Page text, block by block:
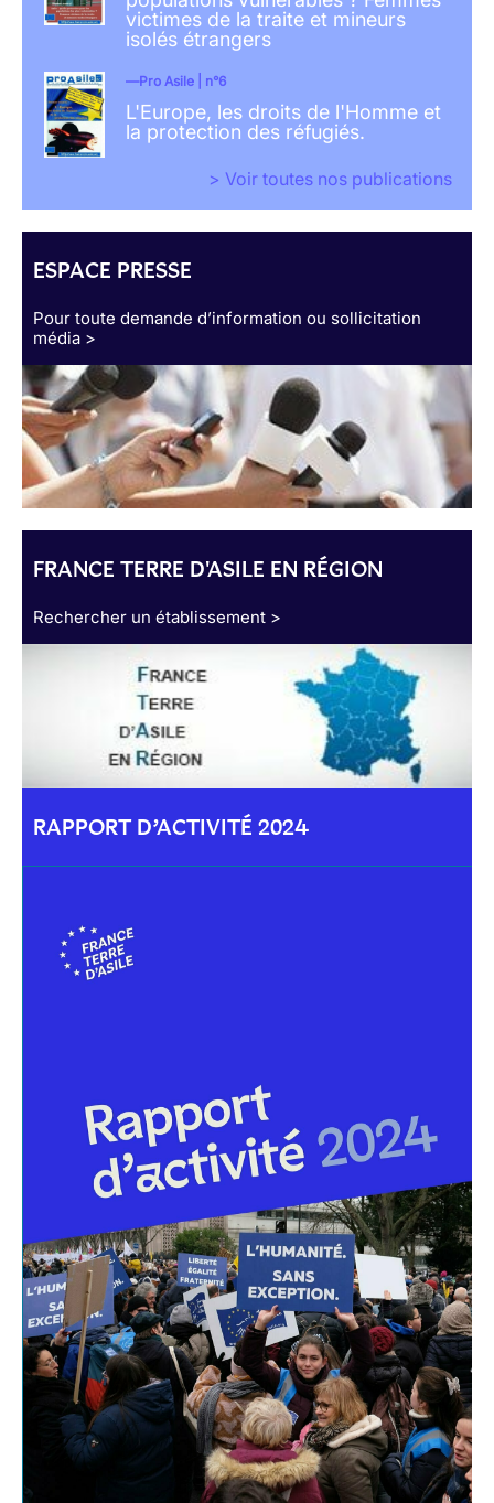
victimes de la traite et mineurs
isolés étrangers
Pro Asile | n°6
L'Europe, les droits de l'Homme et
la protection des réfugiés.
> Voir toutes nos publications
ESPACE PRESSE
Pour toute demande d’information ou sollicitation
média >
FRANCE TERRE D'ASILE EN RÉGION
Rechercher un établissement >
RAPPORT D’ACTIVITÉ 2024